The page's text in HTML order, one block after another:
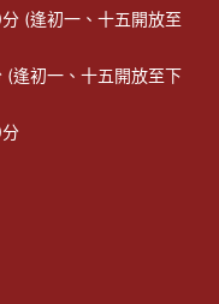
(逢初一、十五開放至
逢初一、十五開放至下